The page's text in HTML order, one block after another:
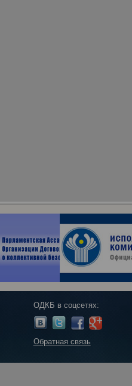
ОДКБ в соцсетях:
Обратная связь